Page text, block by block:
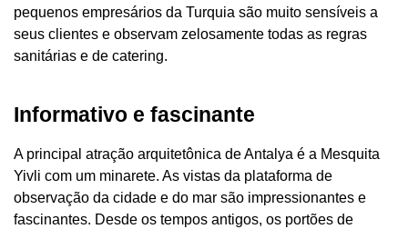
pequenos empresários da Turquia são muito sensíveis a
seus clientes e observam zelosamente todas as regras
sanitárias e de catering.
Informativo e fascinante
A principal atração arquitetônica de Antalya é a Mesquita
Yivli com um minarete. As vistas da plataforma de
observação da cidade e do mar são impressionantes e
fascinantes. Desde os tempos antigos, os portões de